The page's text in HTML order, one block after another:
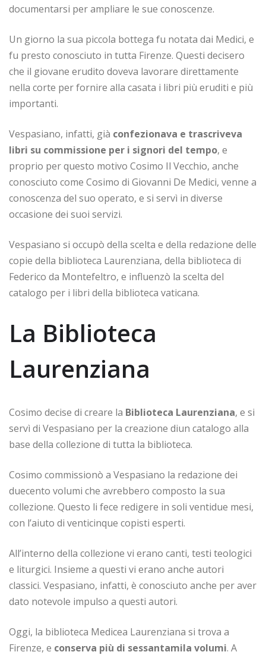
documentarsi per ampliare le sue conoscenze.
Un giorno la sua piccola bottega fu notata dai Medici, e
fu presto conosciuto in tutta Firenze. Questi decisero
che il giovane erudito doveva lavorare direttamente
nella corte per fornire alla casata i libri più eruditi e più
importanti.
Vespasiano, infatti, già confezionava e trascriveva
libri su commissione per i signori del tempo, e
proprio per questo motivo Cosimo Il Vecchio, anche
conosciuto come Cosimo di Giovanni De Medici, venne a
conoscenza del suo operato, e si servì in diverse
occasione dei suoi servizi.
Vespasiano si occupò della scelta e della redazione delle
copie della biblioteca Laurenziana, della biblioteca di
Federico da Montefeltro, e influenzò la scelta del
catalogo per i libri della biblioteca vaticana.
La Biblioteca
Laurenziana
Cosimo decise di creare la Biblioteca Laurenziana, e si
servì di Vespasiano per la creazione diun catalogo alla
base della collezione di tutta la biblioteca.
Cosimo commissionò a Vespasiano la redazione dei
duecento volumi che avrebbero composto la sua
collezione. Questo li fece redigere in soli ventidue mesi,
con l’aiuto di venticinque copisti esperti.
All’interno della collezione vi erano canti, testi teologici
e liturgici. Insieme a questi vi erano anche autori
classici. Vespasiano, infatti, è conosciuto anche per aver
dato notevole impulso a questi autori.
Oggi, la biblioteca Medicea Laurenziana si trova a
Firenze, e conserva più di sessantamila volumi. A